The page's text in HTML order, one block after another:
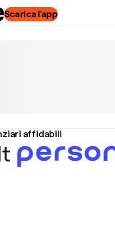
Scarica l'app
affidabili